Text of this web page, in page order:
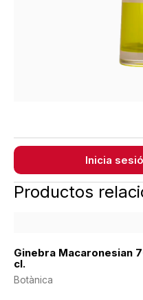
Inicia
Productos
Ginebra Macaronesian
cl.
Botànica